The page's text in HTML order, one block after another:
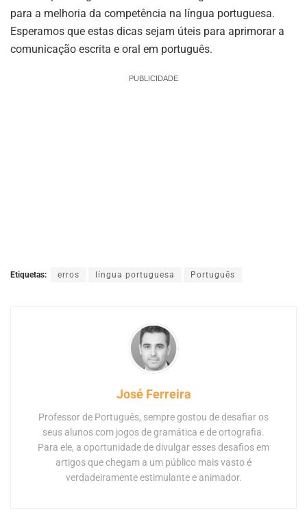
para a melhoria da competência na língua portuguesa.
Esperamos que estas dicas sejam úteis para aprimorar a
comunicação escrita e oral em português.
PUBLICIDADE
Etiquetas: erros língua portuguesa Português
José Ferreira
Professor de Português, sempre gostou de desafiar os
seus alunos com jogos de gramática e de ortografia.
Para ele, a oportunidade de divulgar esses desafios em
artigos que chegam a um público mais vasto é
verdadeiramente estimulante e animador.